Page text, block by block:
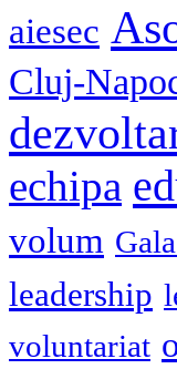
aiesec
Cluj-
echipa
volum
leadership
voluntariat